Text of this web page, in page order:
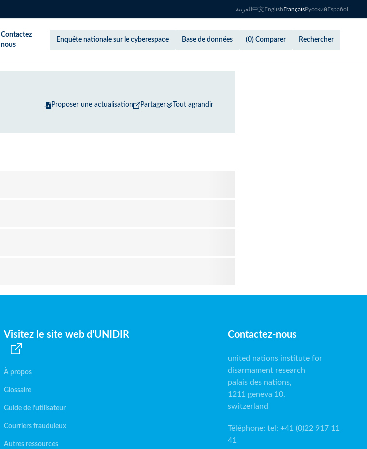
العربية 中文EnglishFrançaisРусскийEspañol
Contactez
nous
Enquête nationale sur le cyberespace Base de données (0) Comparer Rechercher
Proposer une actualisation Partager Tout agrandir
Visitez le site web d'UNIDIR
À propos
Glossaire
Guide de l'utilisateur
Courriers frauduleux
Autres ressources
Contactez-nous
united nations institute for
disarmament research
palais des nations,
1211 geneva 10,
switzerland
Téléphone: tel: +41 (0)22 917 11
41